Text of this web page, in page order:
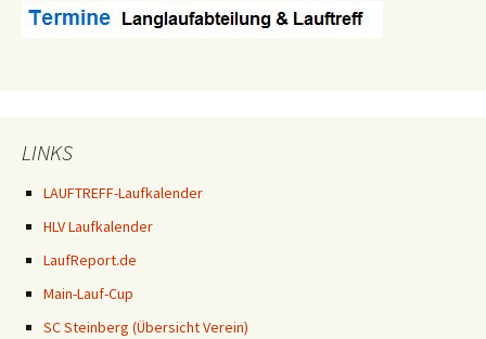
LINKS
LAUFTREFF-Laufkalender
HLV Laufkalender
LaufReport.de
Main-Lauf-Cup
SC Steinberg (Übersicht Verein)